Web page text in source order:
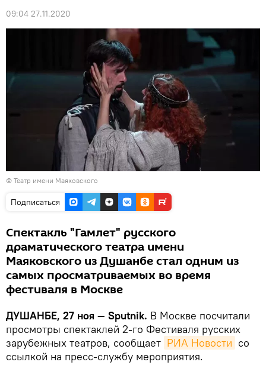
09:04 27.11.2020
© Театр имени Маяковского
Подписаться
Спектакль "Гамлет" русского
драматического театра имени
Маяковского из Душанбе стал одним из
самых просматриваемых во время
фестиваля в Москве
ДУШАНБЕ, 27 ноя — Sputnik. В Москве посчитали
просмотры спектаклей 2-го Фестиваля русских
зарубежных театров, сообщает РИА Новости со
ссылкой на пресс-службу мероприятия.